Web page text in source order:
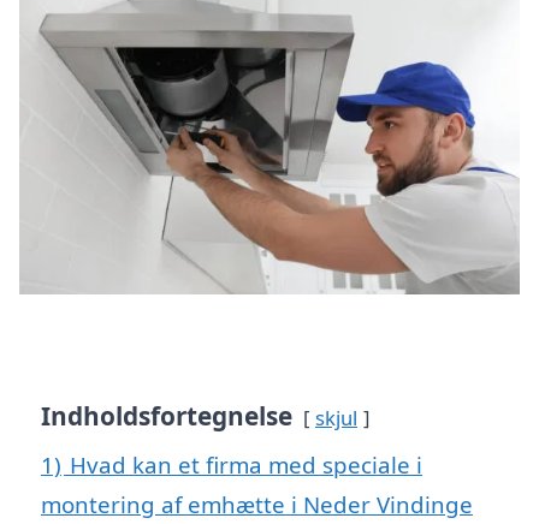
Indholdsfortegnelse skjul
1) Hvad kan et firma med speciale i
montering af emhætte i Neder Vindinge